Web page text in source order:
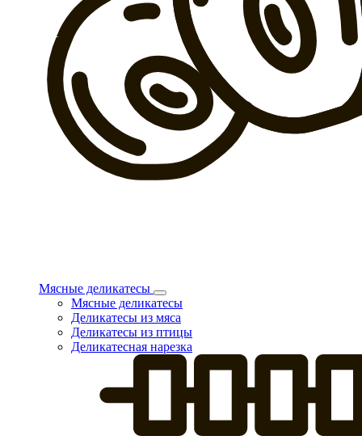
Мясные деликатесы
Мясные деликатесы
Деликатесы из мяса
Деликатесы из птицы
Деликатесная нарезка